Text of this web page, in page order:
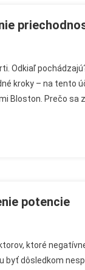
Odkiaľ
kroky – na tento
Bloston. Prečo sa
potencie
ktoré
byť dôsledkom